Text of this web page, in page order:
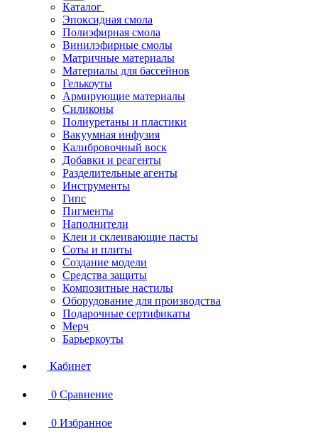
Каталог
Эпоксидная смола
Полиэфирная смола
Винилэфирные смолы
Матричные материалы
Материалы для бассейнов
Гелькоуты
Армирующие материалы
Силиконы
Полиуретаны и пластики
Вакуумная инфузия
Калибровочный воск
Добавки и реагенты
Разделительные агенты
Инструменты
Гипс
Пигменты
Наполнители
Клеи и склеивающие пасты
Соты и плиты
Создание модели
Средства защиты
Композитные настилы
Оборудование для производства
Подарочные сертификаты
Мерч
Барьеркоуты
Кабинет
0 Сравнение
0 Избранное